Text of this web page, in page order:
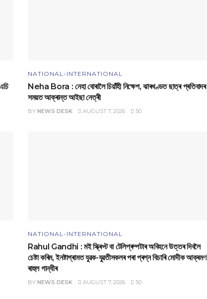
NATIONAL-INTERNATIONAL
Neha Bora : নেহা বোৰালৈ চিয়াঁহী নিক্ষেপ, ঝাৰখণ্ডত ছাত্ৰ প্ৰতিবাদৰ
সময়ত আক্ৰান্ত আইছা নেত্ৰী
BY NEWS DESK AUGUST 7, 2026 50
NATIONAL-INTERNATIONAL
Rahul Gandhi : মই স্ক্ৰিপ্ট বা টেলিপ্ৰম্পটাৰ অবিহনে উত্তৰ দিবলৈ
চেষ্টা কৰিম, ইনষ্টাগ্ৰামত যুৱক-যুৱতীসকলৰ পৰা প্ৰশ্ন বিচাৰি মোদীক আক্ৰমণ
ৰাহুল গান্ধীৰ
BY NEWS DESK AUGUST 7, 2026 50